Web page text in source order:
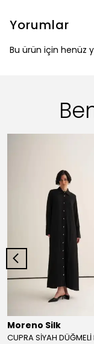
Yorumlar
Bu ürün için henüz
Moreno Silk
CUPRA SİYAH DÜĞMELİ